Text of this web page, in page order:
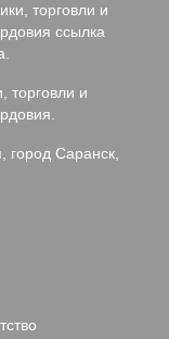
торговли и
ссылка
торговли и
город Саранск,